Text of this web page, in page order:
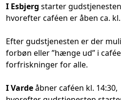
I Esbjerg starter
hvorefter caféen er åben ca.
Efter gudstjenesten er der
forbøn eller ”hænge ud” i
forfriskninger for alle.
I Vardeåbner caféen kl. 14:30,